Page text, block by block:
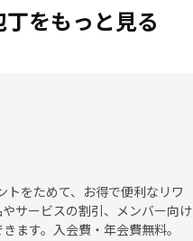
をもっと見る
トをためて、お得で便利なリワ
サービスの割引、メンバー向け
ます。入会費・年会費無料。